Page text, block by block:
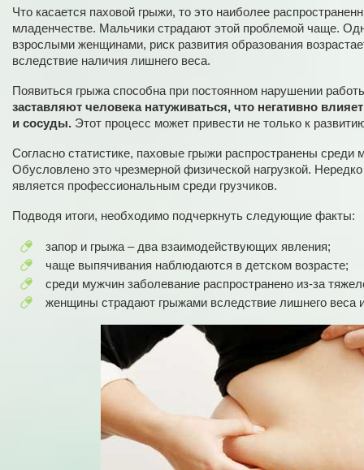
Что касается паховой грыжи, то это наиболее
младенчестве. Мальчики страдают этой проблемой чаще.
взрослыми женщинами, риск развития образования
вследствие наличия лишнего веса.
Появиться грыжа способна при постоянном нарушении
заставляют человека натуживаться, что негативно
и сосуды. Этот процесс может привести не только к
Согласно статистике, паховые грыжи распространены среди
Обусловлено это чрезмерной физической нагрузкой.
является профессиональным среди грузчиков.
Подводя итоги, необходимо подчеркнуть следующие факты:
запор и грыжа – два взаимодействующих явления;
чаще выпячивания наблюдаются в детском возрасте;
среди мужчин заболевание распространено из-за
женщины страдают грыжами вследствие лишнего веса